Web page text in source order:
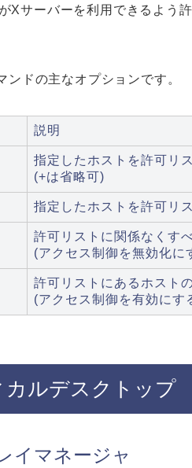
Xサーバーを利用できるよう
ンドの主なオプションです。
説明
指定したホストを許可リ
(+は省略可)
指定したホストを許可リ
許可リストに関係なくす
(アクセス制御を無効化に
許可リストにあるホスト
(アクセス制御を有効にす
カルデスクトップ
イマネージャ